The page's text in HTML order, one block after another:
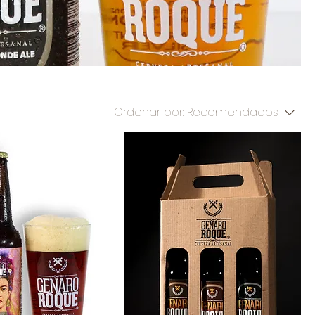
Ordenar por: Recomendados